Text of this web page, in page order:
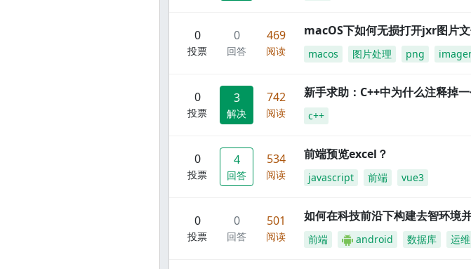
0
投票
0
回答
469
阅读
macOS下如何无损打开jxr图片文
macos 图片处理 png
0
投票
3
解决
742
阅读
新手求助：C++中为什么注释掉
c++
0
投票
4
回答
534
阅读
前端预览excel？
javascript 前端 vue3
0
投票
0
回答
501
阅读
如何在科技前沿下构建去智环境
前端 android 数据库 运维